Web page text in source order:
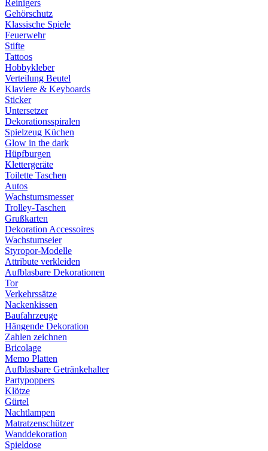
Reinigers
Gehörschutz
Klassische Spiele
Feuerwehr
Stifte
Tattoos
Hobbykleber
Verteilung Beutel
Klaviere & Keyboards
Sticker
Untersetzer
Dekorationsspiralen
Spielzeug Küchen
Glow in the dark
Hüpfburgen
Klettergeräte
Toilette Taschen
Autos
Wachstumsmesser
Trolley-Taschen
Grußkarten
Dekoration Accessoires
Wachstumseier
Styropor-Modelle
Attribute verkleiden
Aufblasbare Dekorationen
Tor
Verkehrssätze
Nackenkissen
Baufahrzeuge
Hängende Dekoration
Zahlen zeichnen
Bricolage
Memo Platten
Aufblasbare Getränkehalter
Partypoppers
Klötze
Gürtel
Nachtlampen
Matratzenschützer
Wanddekoration
Spieldose